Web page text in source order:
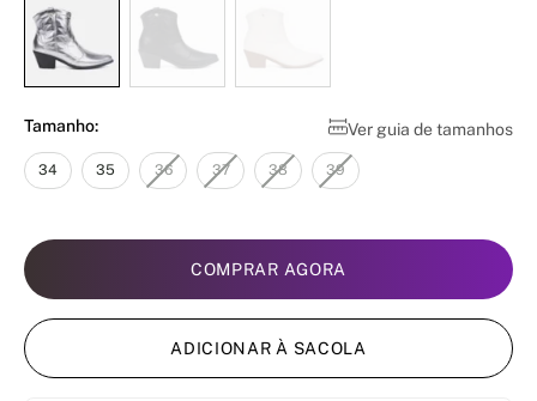
Ver guia de tamanhos
Tamanho:
34 35 36 37 38 39
COMPRAR AGORA
ADICIONAR À SACOLA